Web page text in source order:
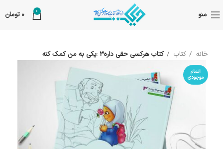
منو 0
0 تومان
خانه کتاب کتاب هرکسی حقی داره3 :یکی به من کمک کنه
اتمام
موجودی